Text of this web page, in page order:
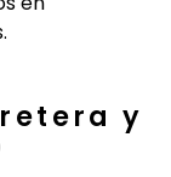
y